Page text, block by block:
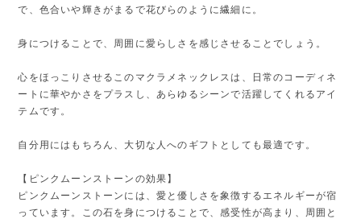
で、色合いや輝きがまるで花びらのように繊細に。
身につけることで、周囲に愛らしさを感じさせることでしょう。
心をほっこりさせるこのマクラメネックレスは、日常のコーディネ
ートに華やかさをプラスし、あらゆるシーンで活躍してくれるアイ
テムです。
自分用にはもちろん、大切な人へのギフトとしても最適です。
【ピンクムーンストーンの効果】
ピンクムーンストーンには、愛と優しさを象徴するエネルギーが宿
っています。この石を身につけることで、感受性が高まり、周囲と